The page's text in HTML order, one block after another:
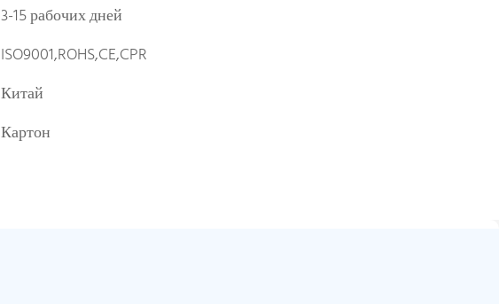
3-15 рабочих дней
ISO9001,ROHS,CE,CPR
Китай
Картон